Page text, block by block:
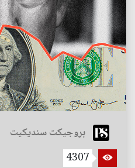
بروجيكت سنديكيت
4307